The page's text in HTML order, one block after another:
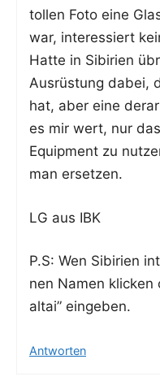
tol­len Foto eine
war, inter­es­siert
Hat­te in Sibi­ri­en
Aus­rüs­tung dabei,
hat, aber eine
es mir wert, nur
Equip­ment zu
man ersetzen.
LG aus IBK
P.S: Wen Sibi­ri­en
nen Namen kli­cken
altai” eingeben.
Antworten